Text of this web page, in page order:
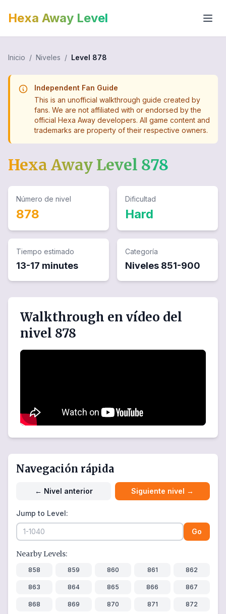
Hexa Away Level
Inicio / Niveles / Level 878
Independent Fan Guide
This is an unofficial walkthrough guide created by
fans. We are not affiliated with or endorsed by the
official Hexa Away developers. All game content and
trademarks are property of their respective owners.
Hexa Away Level 878
Número de nivel
878
Dificultad
Hard
Tiempo estimado
13-17 minutes
Categoría
Niveles 851-900
Walkthrough en vídeo del
nivel 878
Navegación rápida
← Nivel anterior Siguiente nivel →
Jump to Level:
Go
Nearby Levels:
858 859 860 861 862
863 864 865 866 867
868 869 870 871 872